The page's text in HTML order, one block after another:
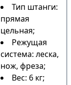
Тип штанги:
прямая
цельная;
Режущая
система: леска,
нож, фреза;
Вес: 6 кг;